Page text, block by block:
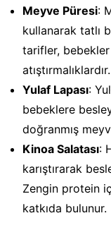
Meyve Püresi:
kullanarak tatlı
tarifler,
atıştırmalıklardır.
Yulaf Lapası:
bebeklere
doğranmış
Kinoa Salatası:
karıştırarak
Zengin protein
katkıda bulunur.